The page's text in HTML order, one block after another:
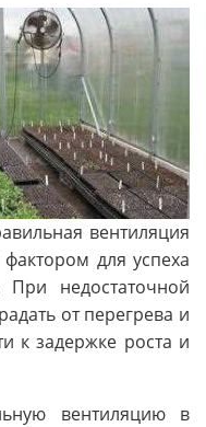
вентиляция
для успеха
недостаточной
от перегрева и
к задержке роста и
вентиляцию в